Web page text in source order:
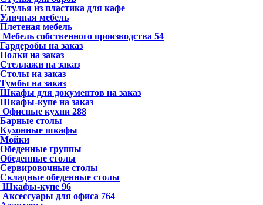
Стулья из пластика для кафе
Уличная мебель
Плетеная мебель
Мебель собственного производства 54
Гардеробы на заказ
Полки на заказ
Стеллажи на заказ
Столы на заказ
Тумбы на заказ
Шкафы для документов на заказ
Шкафы-купе на заказ
Офисные кухни 288
Барные столы
Кухонные шкафы
Мойки
Обеденные группы
Обеденные столы
Сервировочные столы
Складные обеденные столы
Шкафы-купе 96
Аксессуары для офиса 764